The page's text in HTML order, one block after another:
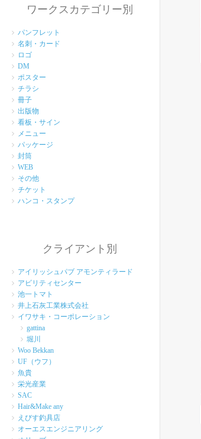
ワークスカテゴリー別
パンフレット
名刺・カード
ロゴ
DM
ポスター
チラシ
冊子
出版物
看板・サイン
メニュー
パッケージ
封筒
WEB
その他
チケット
ハンコ・スタンプ
クライアント別
アイリッシュパブ アモンティラード
アビリティセンター
池一トマト
井上石灰工業株式会社
イワサキ・コーポレーション
gattina
堀川
Woo Bekkan
UF（ウフ）
魚貴
栄光産業
SAC
Hair&Make any
えびす釣具店
オーエスエンジニアリング